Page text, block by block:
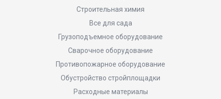
Строительная химия
Все для сада
Грузоподъемное оборудование
Сварочное оборудование
Противопожарное оборудование
Обустройство стройплощадки
Расходные материалы